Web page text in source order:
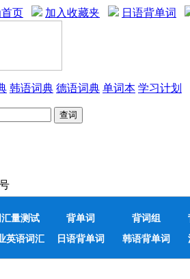
页 加入收藏夹 日语背单词
韩语词典 德语词典 单词本 学习计划
量测试 背单词 背词组
英语词汇 日语背单词 韩语背单词